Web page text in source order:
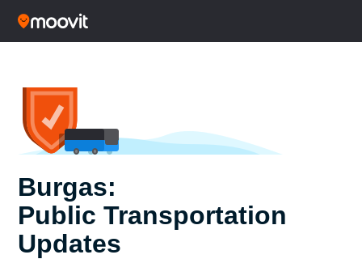
Burgas:
Public Transportation
Updates